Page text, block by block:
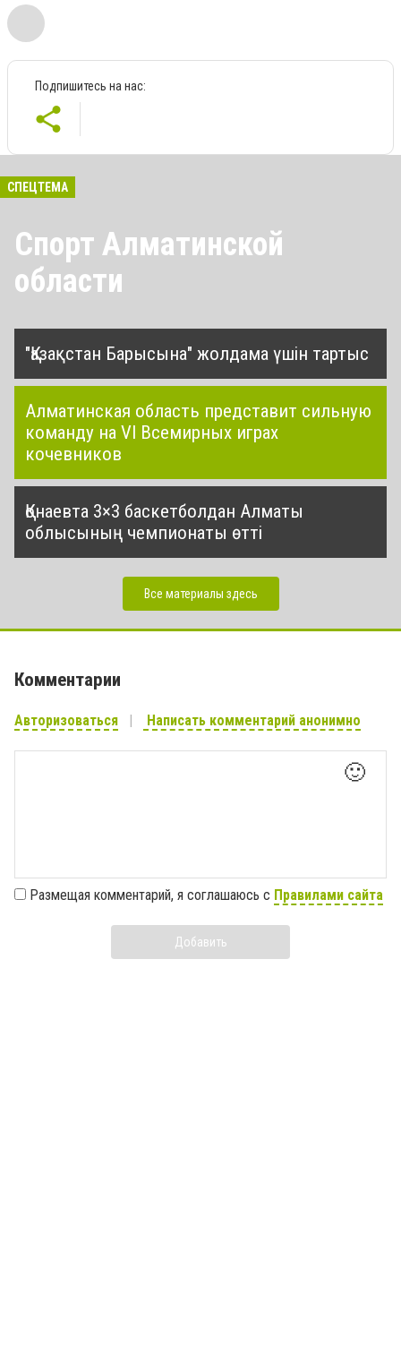
Подпишитесь на нас:
СПЕЦТЕМА
Спорт Алматинской
области
"Қазақстан Барысына" жолдама үшін тартыс
Алматинская область представит сильную
команду на VI Всемирных играх
кочевников
Қонаевта 3×3 баскетболдан Алматы
облысының чемпионаты өтті
Все материалы здесь
Комментарии
Авторизоваться Написать комментарий анонимно
🙂
Размещая комментарий, я соглашаюсь с Правилами сайта
Добавить